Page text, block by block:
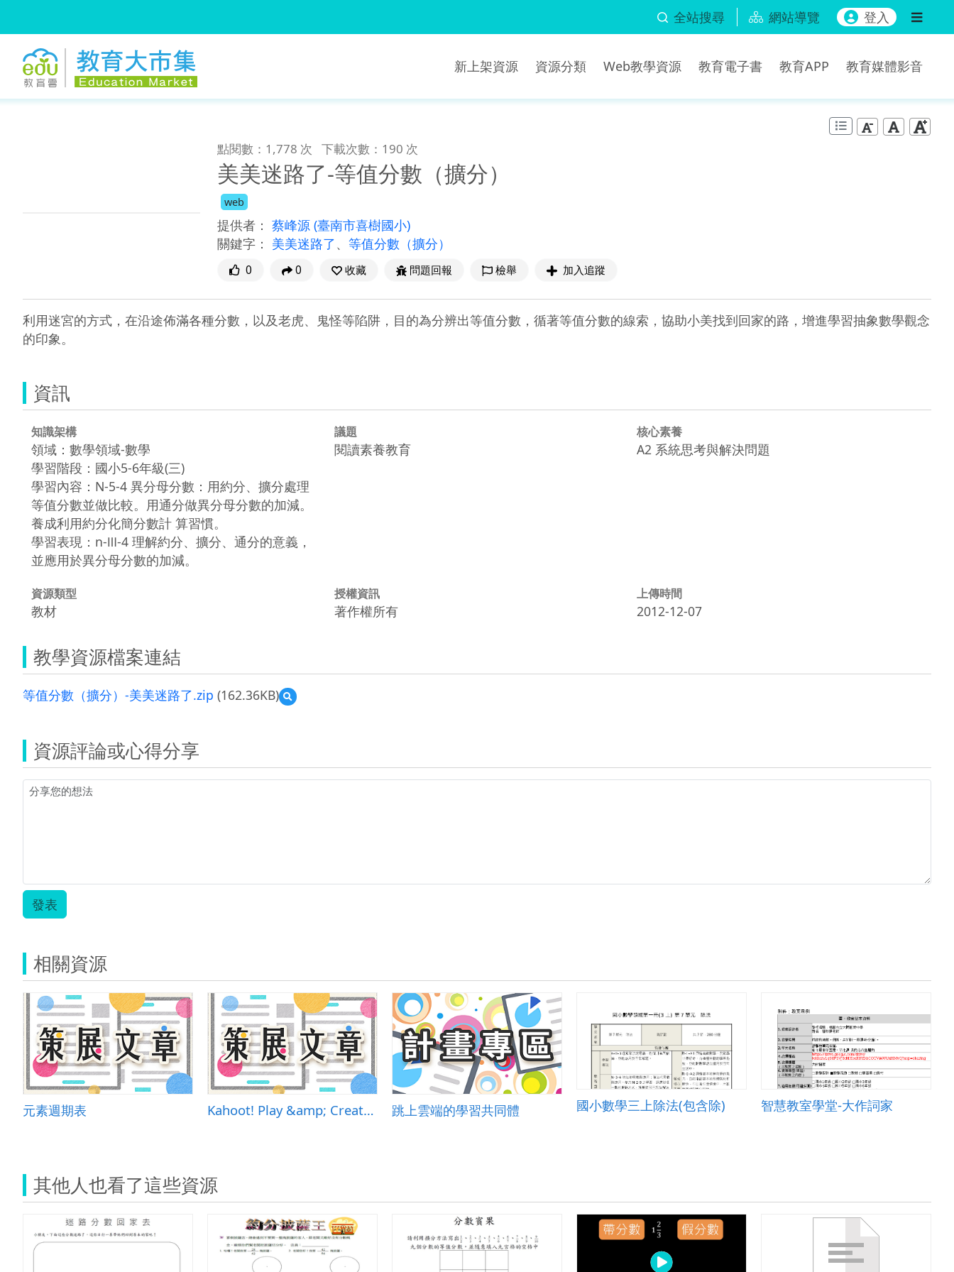
全站搜尋 網站導覽 登入
新上架資源 資源分類 Web教學資源 教育電子書 教育APP 教育媒體影音
點閱數：1,778 次 下載次數：190 次
美美迷路了-等值分數（擴分）
web
提供者： 蔡峰源 (臺南市喜樹國小)
關鍵字： 美美迷路了、 等值分數（擴分）
0 0 收藏 問題回報 檢舉 加入追蹤
利用迷宮的方式，在沿途佈滿各種分數，以及老虎、鬼怪等陷阱，目的為分辨出等值分數，循著等值分數的線索，協助小美找到回家的路，增進學習抽象數學觀念
的印象。
資訊
知識架構
領域：數學領域-數學
學習階段：國小5-6年級(三)
學習內容：N-5-4 異分母分數：用約分、擴分處理
等值分數並做比較。用通分做異分母分數的加減。
養成利用約分化簡分數計 算習慣。
學習表現：n-Ⅲ-4 理解約分、擴分、通分的意義，
並應用於異分母分數的加減。
議題
閱讀素養教育
核心素養
A2 系統思考與解決問題
資源類型
教材
授權資訊
著作權所有
上傳時間
2012-12-07
教學資源檔案連結
等值分數（擴分）-美美迷路了.zip (162.36KB)
預
覽
（擴
資源評論或心得分享
發表
相關資源
元素週期表 Kahoot! Play &amp; Create Quizzes 跳上雲端的學習共同體 國小數學三上除法(包含除) 智慧教室學堂-大作詞家
其他人也看了這些資源